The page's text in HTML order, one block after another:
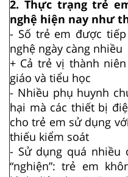
2. Thực trạng trẻ
nghệ hiện nay như
- Số trẻ em được
nghệ ngày càng nhiều
+ Cả trẻ vị thành
giáo và tiểu học
- Nhiều phụ huynh
hại mà các thiết bị
cho trẻ em sử dụng
thiếu kiểm soát
- Sử dụng quá nhiều
“nghiện”: trẻ em